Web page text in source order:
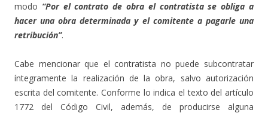
modo “Por el contrato de obra el contratista se obliga a
hacer una obra determinada y el comitente a pagarle una
retribución”.
Cabe mencionar que el contratista no puede subcontratar
íntegramente la realización de la obra, salvo autorización
escrita del comitente. Conforme lo indica el texto del artículo
1772 del Código Civil, además, de producirse alguna